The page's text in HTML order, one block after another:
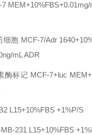
7
细胞 MCF-7/Adr
mL ADR
酶标记 MCF-7+luc
L15+10%FBS +1%P/S
231 L15+10%FBS